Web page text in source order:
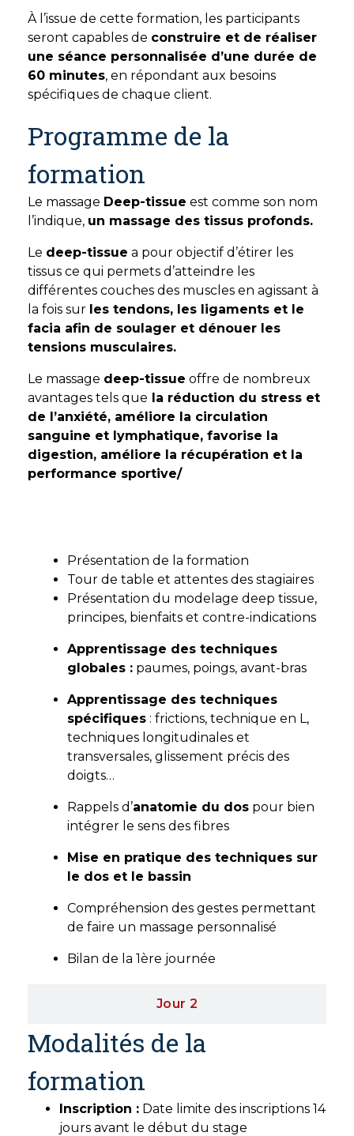
À l’issue de cette formation, les participants
seront capables de construire et de réaliser
une séance personnalisée d’une durée de
60 minutes, en répondant aux besoins
spécifiques de chaque client.
Programme de la
formation
Le massage Deep-tissue est comme son nom
l’indique, un massage des tissus profonds.
Le deep-tissue a pour objectif d’étirer les
tissus ce qui permets d’atteindre les
différentes couches des muscles en agissant à
la fois sur les tendons, les ligaments et le
facia afin de soulager et dénouer les
tensions musculaires.
Le massage deep-tissue offre de nombreux
avantages tels que la réduction du stress et
de l’anxiété, améliore la circulation
sanguine et lymphatique, favorise la
digestion, améliore la récupération et la
performance sportive/
Jour 2
Présentation de la formation
Tour de table et attentes des stagiaires
Présentation du modelage deep tissue,
principes, bienfaits et contre-indications
Apprentissage des techniques
globales : paumes, poings, avant-bras
Apprentissage des techniques
spécifiques : frictions, technique en L,
techniques longitudinales et
transversales, glissement précis des
doigts…
Rappels d’anatomie du dos pour bien
intégrer le sens des fibres
Mise en pratique des techniques sur
le dos et le bassin
Compréhension des gestes permettant
de faire un massage personnalisé
Bilan de la 1ère journée
Modalités de la
formation
Inscription : Date limite des inscriptions 14
jours avant le début du stage